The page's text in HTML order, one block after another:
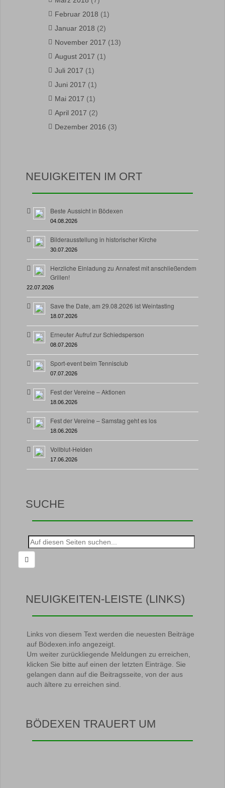
Februar 2018 (1)
Januar 2018 (2)
November 2017 (13)
August 2017 (1)
Juli 2017 (1)
Juni 2017 (1)
Mai 2017 (1)
April 2017 (2)
Dezember 2016 (3)
NEUIGKEITEN IM ORT
Beste Aussicht in Bödexen
04.08.2026
Bilderausstellung in historischer Kirche
30.07.2026
Herzliche Einladung zu Annafest mit anschließendem
Grillen!
22.07.2026
Save the Date, am 29.08.2026 ist Weintasting
18.07.2026
Erneuter Aufruf zur Schiedsperson
08.07.2026
Sport-event beim Tennisclub
07.07.2026
Fest der Vereine – Aktionen
18.06.2026
Fest der Vereine – Samstag geht es los
18.06.2026
Vollblut-Helden
17.06.2026
SUCHE
Suche
nach:
NEUIGKEITEN-LEISTE (LINKS)
Links von diesem Text werden die neuesten Beiträge
auf Bödexen.info angezeigt.
Um weiter zurückliegende Meldungen zu erreichen,
klicken Sie bitte auf einen der letzten Einträge. Sie
gelangen dann auf die Beitragsseite, von der aus
auch ältere zu erreichen sind.
BÖDEXEN TRAUERT UM